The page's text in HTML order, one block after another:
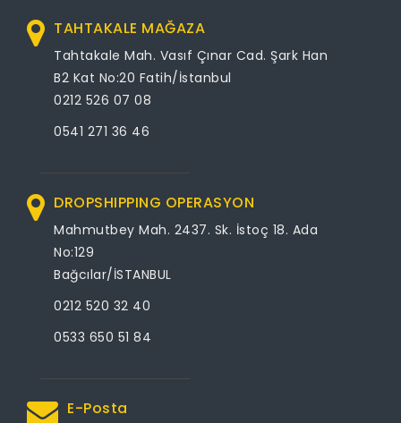
TAHTAKALE MAĞAZA
Tahtakale Mah. Vasıf Çınar Cad. Şark Han
B2 Kat No:20 Fatih/İstanbul
0212 526 07 08
0541 271 36 46
DROPSHIPPING OPERASYON
Mahmutbey Mah. 2437. Sk. İstoç 18. Ada
No:129
Bağcılar/İSTANBUL
0212 520 32 40
0533 650 51 84
E-Posta